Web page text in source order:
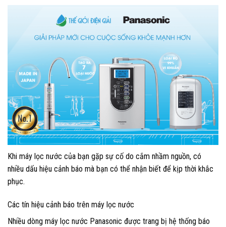
Khi máy lọc nước của bạn gặp sự cố do cắm nhầm nguồn, có
nhiều dấu hiệu cảnh báo mà bạn có thể nhận biết để kịp thời khắc
phục.
Các tín hiệu cảnh báo trên máy lọc nước
Nhiều dòng máy lọc nước Panasonic được trang bị hệ thống báo